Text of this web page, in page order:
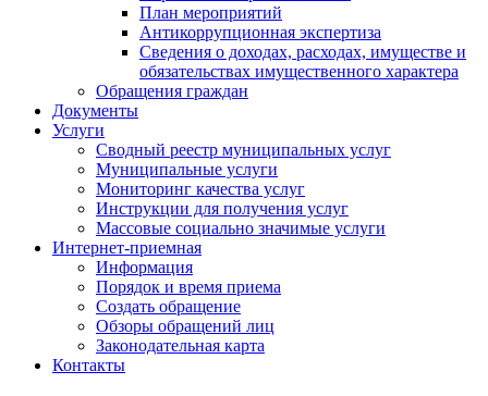
План мероприятий
Антикоррупционная экспертиза
Сведения о доходах, расходах, имуществе и
обязательствах имущественного характера
Обращения граждан
Документы
Услуги
Сводный реестр муниципальных услуг
Муниципальные услуги
Мониторинг качества услуг
Инструкции для получения услуг
Массовые социально значимые услуги
Интернет-приемная
Информация
Порядок и время приема
Создать обращение
Обзоры обращений лиц
Законодательная карта
Контакты